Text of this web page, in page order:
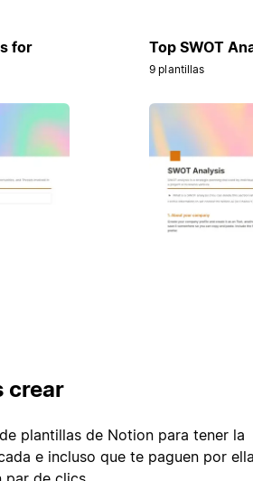
for
Top SWOT
9 plantillas
crear
plantillas de Notion para tener la
e incluso que te paguen por